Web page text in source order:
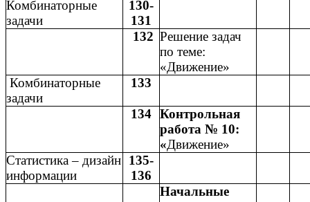
Комбинаторные
задачи
130-
131
132 Решение задач
по теме:
«Движение»
Комбинаторные
задачи
133
134 Контрольная
работа № 10:
«Движение»
Статистика – дизайн
информации
135-
136
Начальные